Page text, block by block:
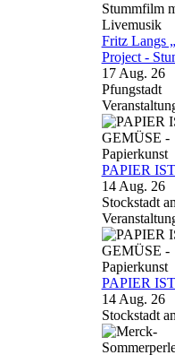
Fritz Langs
Project -
17 Aug. 26
Pfungstadt
PAPIER
14 Aug. 26
Stockstadt
PAPIER
14 Aug. 26
Stockstadt